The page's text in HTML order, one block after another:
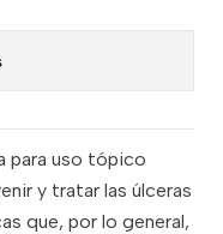
para uso tópico
y tratar las úlceras
que, por lo general,